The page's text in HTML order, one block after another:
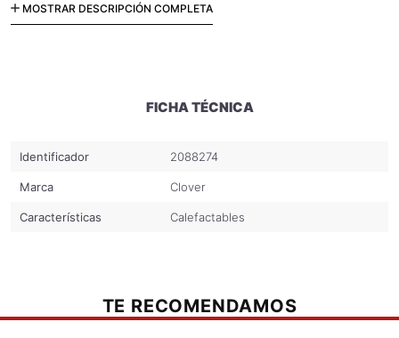
toma al encendedor de 12V.
MOSTRAR DESCRIPCIÓN COMPLETA
FICHA TÉCNICA
Identificador 2088274
Marca Clover
Características Calefactables
TE RECOMENDAMOS